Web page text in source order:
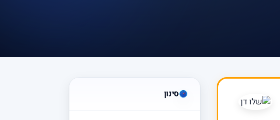
סינון